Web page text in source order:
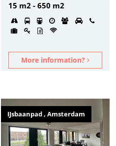
15 m2 - 650 m2
More information?
IJsbaanpad , Amsterdam